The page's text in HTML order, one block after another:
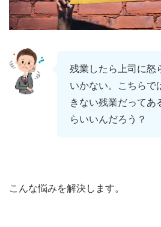
残業したら上司に怒
いかない。こちらで
きない残業だってあ
らいいんだろう？
こんな悩みを解決します。